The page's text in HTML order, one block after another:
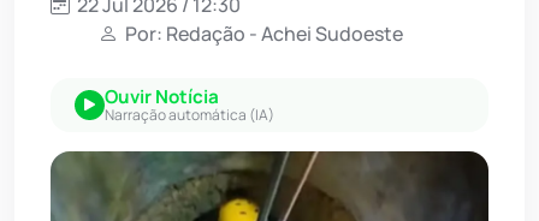
Por: Redação - Achei Sudoeste
Ouvir Notícia
Narração automática (IA)